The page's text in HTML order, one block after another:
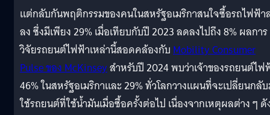
แต่กลับกันพฤติกรรมของคนในสหรัฐอเมริกาสนใจซื้อรถไฟฟ้
ลง ซึ่งมีเพียง 29% เมื่อเทียบกับปี 2023 ลดลงไปถึง 8% ผลการ
วิจัยรถยนต์ไฟฟ้าเหล่านี้สอดคล้องกับMobility Consumer
Pulse ของ McKinseyสำหรับปี 2024 พบว่าเจ้าของรถยนต์ไฟ
46% ในสหรัฐอเมริกาและ 29% ทั่วโลกวางแผนที่จะเปลี่ยนกลั
ใช้รถยนต์ที่ใช้น้ำมันเมื่อซื้อครั้งต่อไป เนื่องจากเหตุผลต่าง ๆ ดั